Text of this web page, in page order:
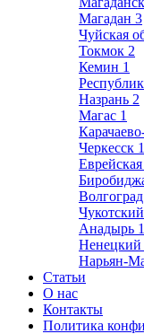
Магадан 3
Чуйская
Токмок 2
Кемин 1
Назрань 2
Магас 1
Черкесск 1
Волгоград
Анадырь 1
Ненецкий
Нарьян-
Статьи
О нас
Контакты
Политика